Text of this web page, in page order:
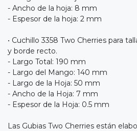
- Ancho de la hoja: 8 mm
- Espesor de la hoja: 2 mm
• Cuchillo 3358 Two Cherries para
y borde recto.
- Largo Total: 190 mm
- Largo del Mango: 140 mm
- Largo de la Hoja: 50 mm
- Ancho de la Hoja: 7 mm
- Espesor de la Hoja: 0.5 mm
Las Gubias Two Cherries están